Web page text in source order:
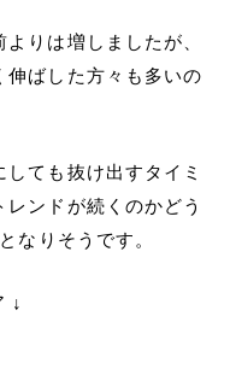
りは増しましたが、
ばした方々も多いの
ても抜け出すタイミ
ンドが続くのかどう
なりそうです。
↓